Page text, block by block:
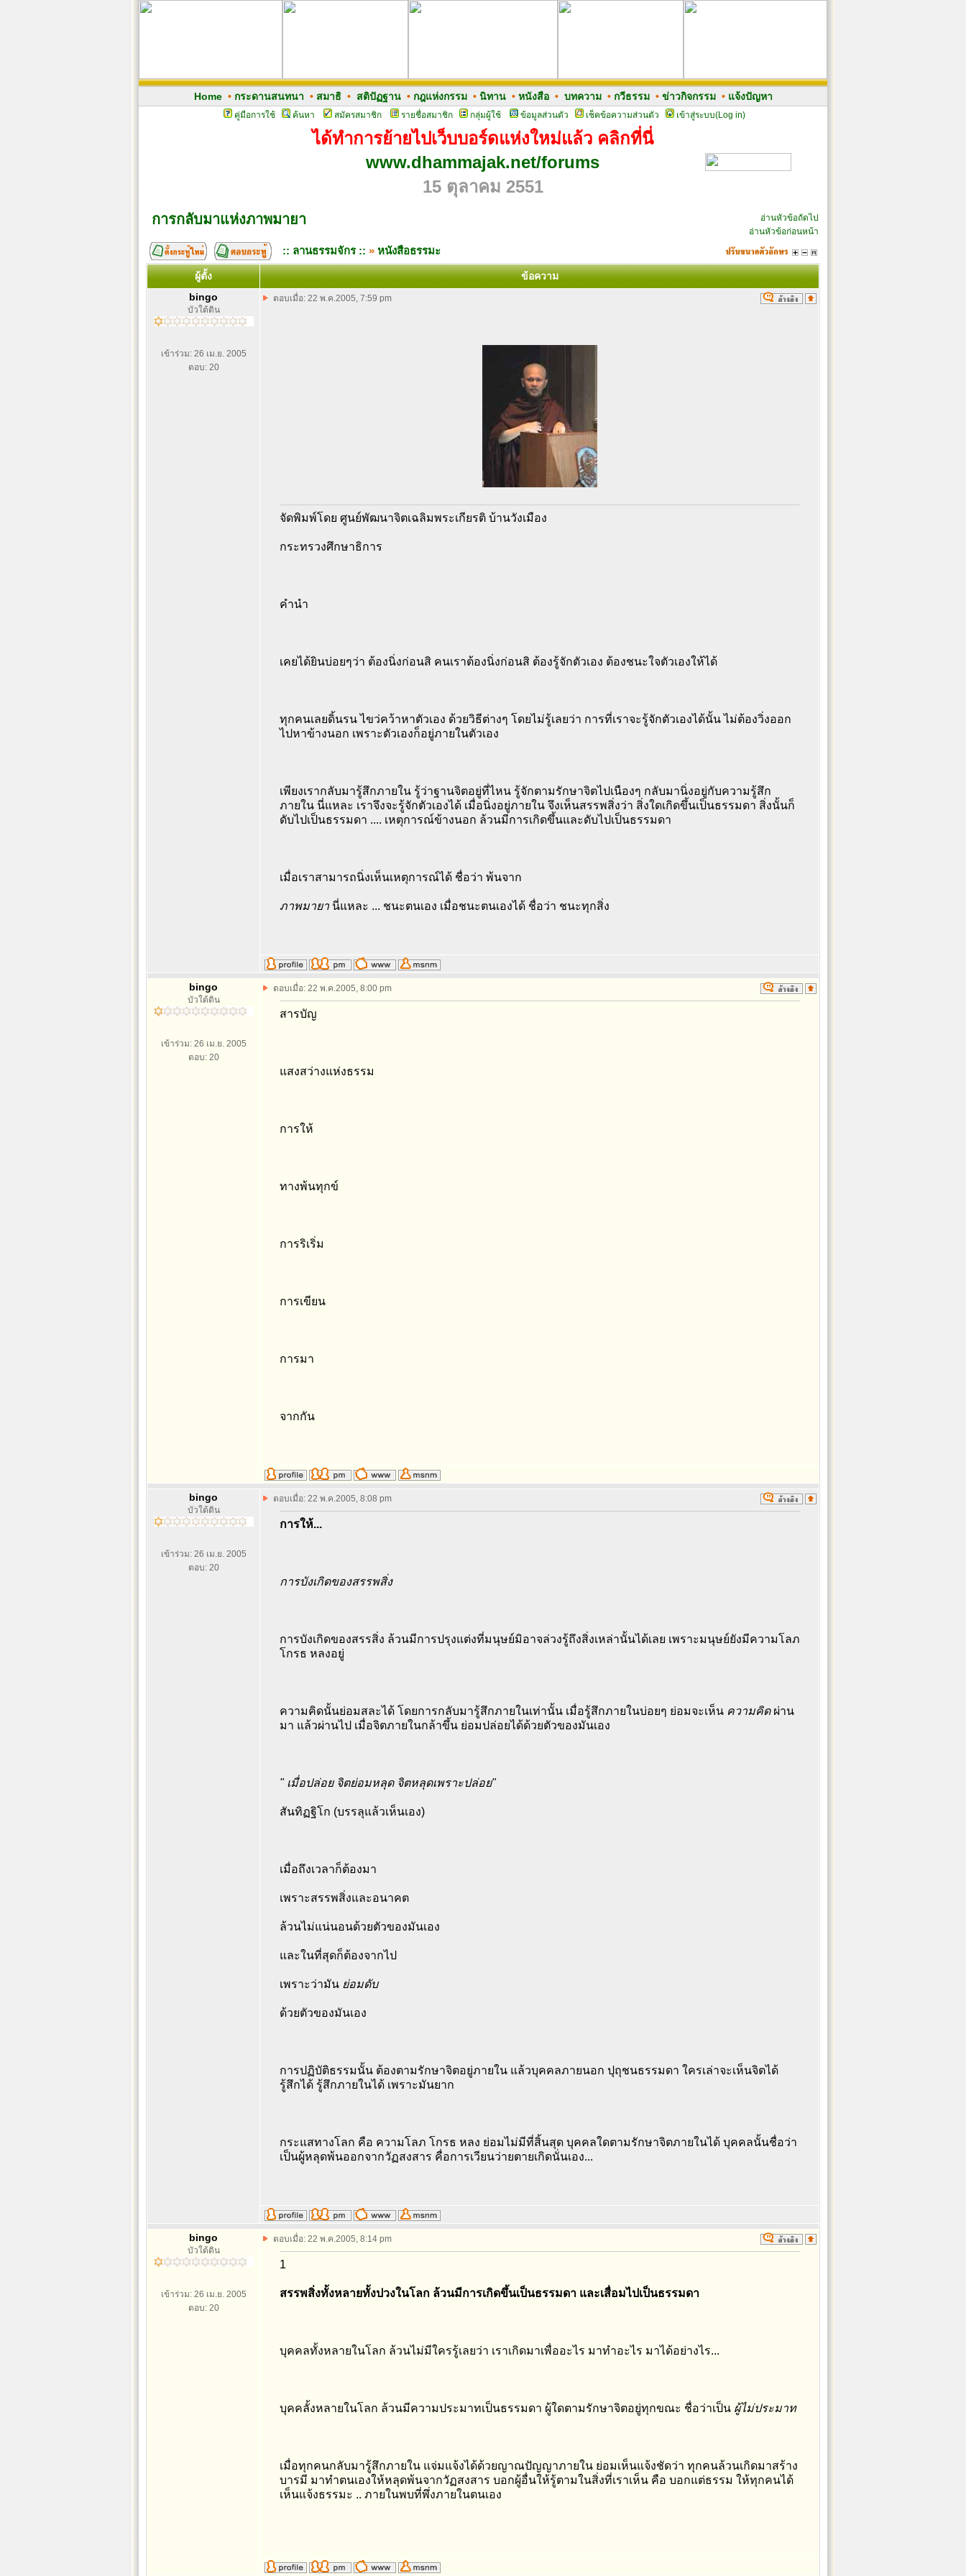
Home• กระดานสนทนา • สมาธิ• สติปัฏฐาน• กฎแห่งกรรม• นิทาน• หนังสือ• บทความ• กวีธรรม• ข่าวกิจกรรม• แจ้งปัญหา
คู่มือการใช้ ค้นหา สมัครสมาชิก รายชื่อสมาชิก กลุ่มผู้ใช้ ข้อมูลส่วนตัว เช็คข้อความส่วนตัว เข้าสู่ระบบ(Log in)
ได้ทำการย้ายไปเว็บบอร์ดแห่งใหม่แล้ว คลิกที่นี่
www.dhammajak.net/forums
15 ตุลาคม 2551
การกลับมาแห่งภาพมายา
อ่านหัวข้อถัดไป
อ่านหัวข้อก่อนหน้า
:: ลานธรรมจักร :: » หนังสือธรรมะ
ผู้ตั้ง
ข้อความ
bingo
บัวใต้ดิน
เข้าร่วม: 26 เม.ย. 2005
ตอบ: 20
ตอบเมื่อ: 22 พ.ค.2005, 7:59 pm
จัดพิมพ์โดย ศูนย์พัฒนาจิตเฉลิมพระเกียรติ บ้านวังเมือง
กระทรวงศึกษาธิการ
คำนำ
เคยได้ยินบ่อยๆว่า ต้องนิ่งก่อนสิ คนเราต้องนิ่งก่อนสิ ต้องรู้จักตัวเอง ต้องชนะใจตัวเองให้ได้
ทุกคนเลยดิ้นรน ไขว่คว้าหาตัวเอง ด้วยวิธีต่างๆ โดยไม่รู้เลยว่า การที่เราจะรู้จักตัวเองได้นั้น ไม่ต้องวิ่งออก
ไปหาข้างนอก เพราะตัวเองก็อยู่ภายในตัวเอง
เพียงเรากลับมารู้สึกภายใน รู้ว่าฐานจิตอยู่ที่ไหน รู้จักตามรักษาจิตไปเนืองๆ กลับมานิ่งอยู่กับความรู้สึก
ภายใน นี่แหละ เราจึงจะรู้จักตัวเองได้ เมื่อนิ่งอยู่ภายใน จึงเห็นสรรพสิ่งว่า สิ่งใดเกิดขึ้นเป็นธรรมดา สิ่งนั้นก็
ดับไปเป็นธรรมดา .... เหตุการณ์ข้างนอก ล้วนมีการเกิดขึ้นและดับไปเป็นธรรมดา
เมื่อเราสามารถนิ่งเห็นเหตุการณ์ได้ ชื่อว่า พ้นจาก
ภาพมายา นี่แหละ ... ชนะตนเอง เมื่อชนะตนเองได้ ชื่อว่า ชนะทุกสิ่ง
bingo
บัวใต้ดิน
เข้าร่วม: 26 เม.ย. 2005
ตอบ: 20
ตอบเมื่อ: 22 พ.ค.2005, 8:00 pm
สารบัญ
แสงสว่างแห่งธรรม
การให้
ทางพ้นทุกข์
การริเริ่ม
การเขียน
การมา
จากกัน
bingo
บัวใต้ดิน
เข้าร่วม: 26 เม.ย. 2005
ตอบ: 20
ตอบเมื่อ: 22 พ.ค.2005, 8:08 pm
การให้...
การบังเกิดของสรรพสิ่ง
การบังเกิดของสรรสิ่ง ล้วนมีการปรุงแต่งที่มนุษย์มิอาจล่วงรู้ถึงสิ่งเหล่านั้นได้เลย เพราะมนุษย์ยังมีความโลภ
โกรธ หลงอยู่
ความคิดนั้นย่อมสละได้ โดยการกลับมารู้สึกภายในเท่านั้น เมื่อรู้สึกภายในบ่อยๆ ย่อมจะเห็น ความคิด ผ่าน
มา แล้วผ่านไป เมื่อจิตภายในกล้าขึ้น ย่อมปล่อยได้ด้วยตัวของมันเอง
" เมื่อปล่อย จิตย่อมหลุด จิตหลุดเพราะปล่อย"
สันทิฏฐิโก (บรรลุแล้วเห็นเอง)
เมื่อถึงเวลาก็ต้องมา
เพราะสรรพสิ่งและอนาคต
ล้วนไม่แน่นอนด้วยตัวของมันเอง
และในที่สุดก็ต้องจากไป
เพราะว่ามัน ย่อมดับ
ด้วยตัวของมันเอง
การปฏิบัติธรรมนั้น ต้องตามรักษาจิตอยู่ภายใน แล้วบุคคลภายนอก ปุถุชนธรรมดา ใครเล่าจะเห็นจิตได้
รู้สึกได้ รู้สึกภายในได้ เพราะมันยาก
กระแสทางโลก คือ ความโลภ โกรธ หลง ย่อมไม่มีที่สิ้นสุด บุคคลใดตามรักษาจิตภายในได้ บุคคลนั้นชื่อว่า
เป็นผู้หลุดพ้นออกจากวัฏสงสาร คื่อการเวียนว่ายตายเกิดนั่นเอง...
bingo
บัวใต้ดิน
เข้าร่วม: 26 เม.ย. 2005
ตอบ: 20
ตอบเมื่อ: 22 พ.ค.2005, 8:14 pm
1
สรรพสิ่งทั้งหลายทั้งปวงในโลก ล้วนมีการเกิดขึ้นเป็นธรรมดา และเสื่อมไปเป็นธรรมดา
บุคคลทั้งหลายในโลก ล้วนไม่มีใครรู้เลยว่า เราเกิดมาเพื่ออะไร มาทำอะไร มาได้อย่างไร...
บุคคลั้งหลายในโลก ล้วนมีความประมาทเป็นธรรมดา ผู้ใดตามรักษาจิตอยู่ทุกขณะ ชื่อว่าเป็น ผู้ไม่ประมาท
เมื่อทุกคนกลับมารู้สึกภายใน แจ่มแจ้งได้ด้วยญาณปัญญาภายใน ย่อมเห็นแจ้งชัดว่า ทุกคนล้วนเกิดมาสร้าง
บารมี มาทำตนเองให้หลุดพ้นจากวัฏสงสาร บอกผู้อื่นให้รู้ตามในสิ่งที่เราเห็น คือ บอกแต่ธรรม ให้ทุกคนได้
เห็นแจ้งธรรมะ .. ภายในพบที่พึ่งภายในตนเอง